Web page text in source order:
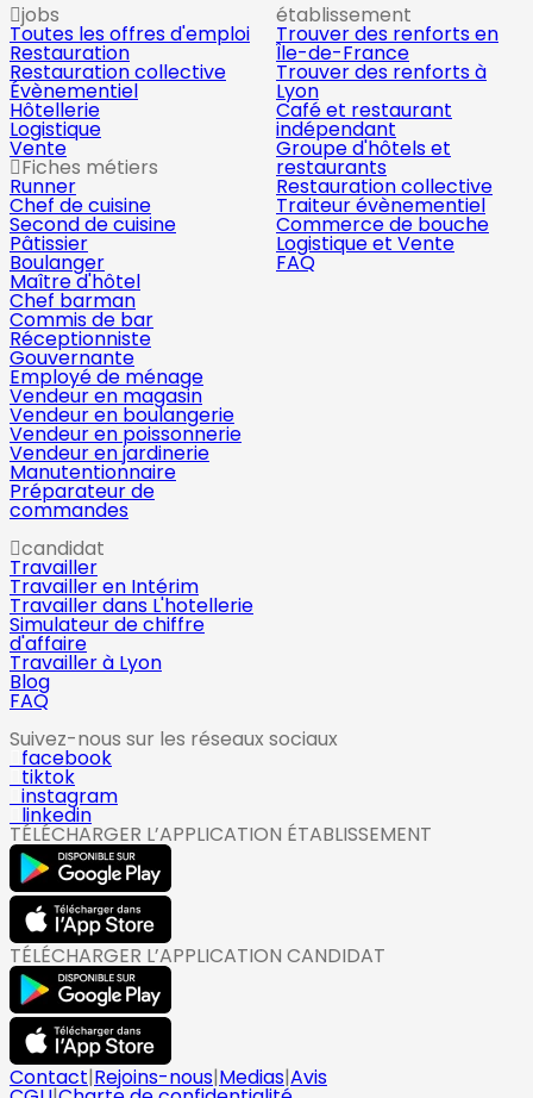
jobs
Toutes les offres d'emploi
Restauration
Restauration collective
Évènementiel
Hôtellerie
Logistique
Vente
Fiches métiers
Runner
Chef de cuisine
Second de cuisine
Pâtissier
Boulanger
Maître d'hôtel
Chef barman
Commis de bar
Réceptionniste
Gouvernante
Employé de ménage
Vendeur en magasin
Vendeur en boulangerie
Vendeur en poissonnerie
Vendeur en jardinerie
Manutentionnaire
Préparateur de
commandes
établissement
Trouver des renforts en
Île-de-France
Trouver des renforts à
Lyon
Café et restaurant
indépendant
Groupe d'hôtels et
restaurants
Restauration collective
Traiteur évènementiel
Commerce de bouche
Logistique et Vente
FAQ
candidat
Travailler
Travailler en Intérim
Travailler dans L'hotellerie
Simulateur de chiffre
d'affaire
Travailler à Lyon
Blog
FAQ
Suivez-nous sur les réseaux sociaux
facebook
tiktok
instagram
linkedin
TÉLÉCHARGER L’APPLICATION ÉTABLISSEMENT
TÉLÉCHARGER L’APPLICATION CANDIDAT
Contact|Rejoins-nous|Medias|Avis